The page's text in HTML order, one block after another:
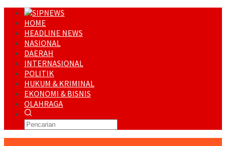
HOME
HEADLINE NEWS
NASIONAL
DAERAH
INTERNASIONAL
POLITIK
HUKUM & KRIMINAL
EKONOMI & BISNIS
OLAHRAGA